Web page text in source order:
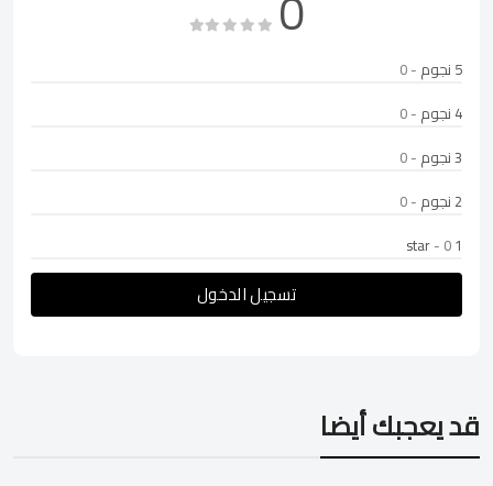
5 نجوم
- 0
4 نجوم
- 0
3 نجوم
- 0
2 نجوم
- 0
1 star
- 0
تسجيل الدخول
قد يعجبك أيضا